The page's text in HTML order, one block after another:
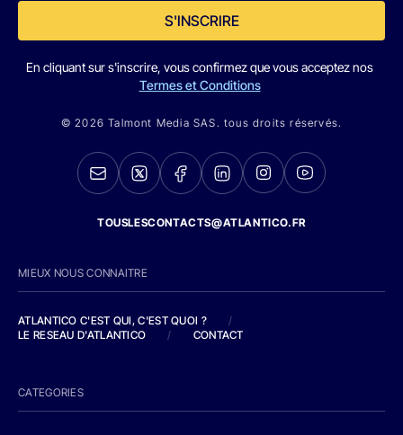
S'INSCRIRE
En cliquant sur s'inscrire, vous confirmez que vous acceptez nos
Termes et Conditions
© 2026 Talmont Media SAS. tous droits réservés.
TOUSLESCONTACTS@ATLANTICO.FR
MIEUX NOUS CONNAITRE
ATLANTICO C'EST QUI, C'EST QUOI ?
/
LE RESEAU D'ATLANTICO
/ CONTACT
CATEGORIES